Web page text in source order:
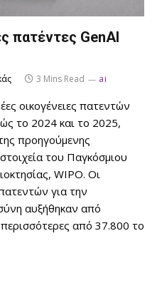
πατέντες GenAI
3 Mins Read ai
οικογένειες πατεντών
το 2024 και το 2025,
προηγούμενης
του Παγκόσμιου
WIPO. Οι
για την
αυξήθηκαν από
από 37.800 το